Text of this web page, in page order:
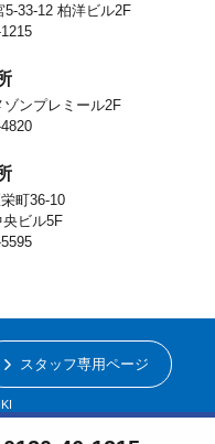
33-12 柏洋ビル2F
ンプレミール2F
町36-10
ビル5F
スタッフ専用ページ